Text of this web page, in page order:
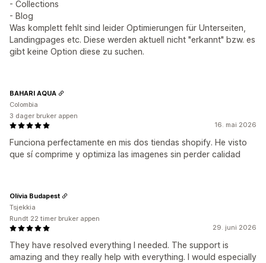
- Collections
- Blog
Was komplett fehlt sind leider Optimierungen für Unterseiten,
Landingpages etc. Diese werden aktuell nicht "erkannt" bzw. es
gibt keine Option diese zu suchen.
16. mai 2026
Funciona perfectamente en mis dos tiendas shopify. He visto
que sí comprime y optimiza las imagenes sin perder calidad
BAHARI AQUA
Colombia
3 dager bruker appen
29. juni 2026
They have resolved everything I needed. The support is
amazing and they really help with everything. I would especially
Olívia Budapest
Tsjekkia
Rundt 22 timer bruker appen